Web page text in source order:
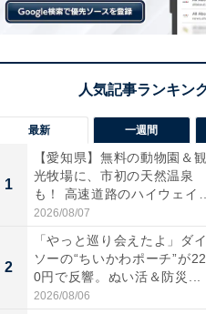
最新 一週間
1
【愛知県】無料の動物園＆観
光牧場に、市初の天然温泉
も！ 高速道路のハイウェイオ
ア...
2026/08/07
2
「やっと巡り会えたよ」ダイ
ソーの“ちいかわポーチ”が22
0円で反響。ぬい活＆防災...
2026/08/06